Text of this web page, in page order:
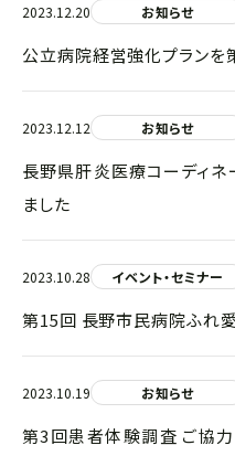
2023.12.20 お知らせ
公立病院経営強化プランを
2023.12.12 お知らせ
長野県肝炎医療コーディ
ました
2023.10.28 イベント・セミナー
第15回 長野市民病院ふれ
2023.10.19 お知らせ
第3回患者体験調査 ご協